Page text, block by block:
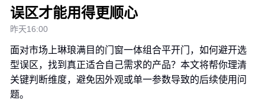
误区才能用得更顺心
昨天16:00
面对市场上琳琅满目的门窗一体组合平开门，如何避开选
型误区，找到真正适合自己需求的产品？本文将帮你理清
关键判断维度，避免因外观或单一参数导致的后续使用问
题。